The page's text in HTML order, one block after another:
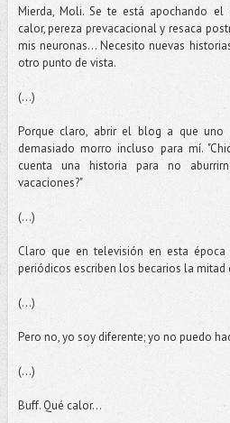
Mierda, Moli. Se te está apochando el
calor, pereza prevacacional y resaca
mis neuronas... Necesito nuevas
otro punto de vista.
(...)
Porque claro, abrir el blog a que uno
demasiado morro incluso para mí.
cuenta una historia para no
vacaciones?"
(...)
Claro que en televisión en esta
periódicos escriben los becarios la
(...)
Pero no, yo soy diferente; yo no puedo
(...)
Buff. Qué calor...